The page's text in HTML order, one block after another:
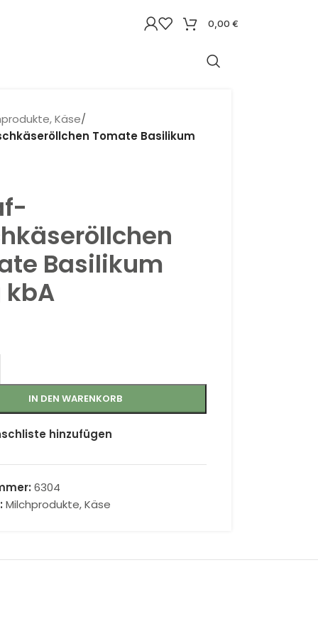
0,00 €
Käse/
Tomate Basilikum
Basilikum
kbA
IN DEN WARENKORB
hinzufügen
6304
Milchprodukte, Käse